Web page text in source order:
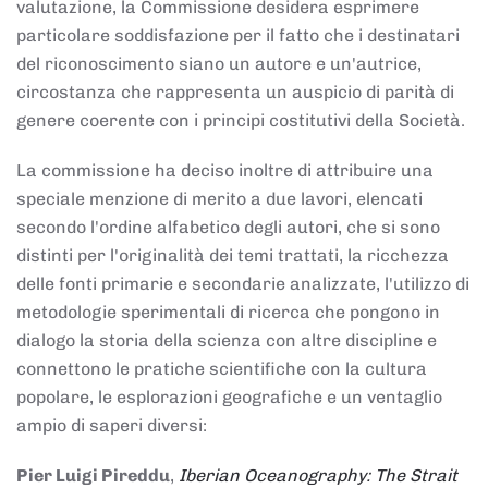
valutazione, la Commissione desidera esprimere
particolare soddisfazione per il fatto che i destinatari
del riconoscimento siano un autore e un'autrice,
circostanza che rappresenta un auspicio di parità di
genere coerente con i principi costitutivi della Società.
La commissione ha deciso inoltre di attribuire una
speciale menzione di merito a due lavori, elencati
secondo l'ordine alfabetico degli autori, che si sono
distinti per l'originalità dei temi trattati, la ricchezza
delle fonti primarie e secondarie analizzate, l'utilizzo di
metodologie sperimentali di ricerca che pongono in
dialogo la storia della scienza con altre discipline e
connettono le pratiche scientifiche con la cultura
popolare, le esplorazioni geografiche e un ventaglio
ampio di saperi diversi:
Pier Luigi Pireddu, Iberian Oceanography: The Strait